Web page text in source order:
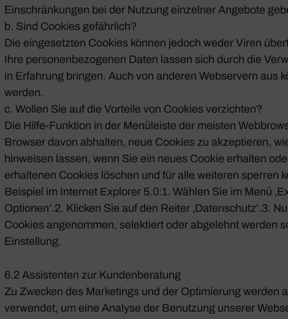
Einschrän­kungen bei der Nutzung einzelner Ange­bote
b. Sind Cookies gefähr­lich?
Die einge­setzten Cookies können jedoch weder Viren
Ihre perso­nen­be­zo­genen Daten lassen sich durch die
in Erfah­rung bringen. Auch von anderen Webser­vern aus
werden.
c. Wollen Sie auf die Vorteile von Cookies verzichten?
Die Hilfe-Funk­tion in der Menü­leiste der meisten
Browser davon abhalten, neue Cookies zu akzep­tieren,
hinweisen lassen, wenn Sie ein neues Cookie erhalten
erhal­tenen Cookies löschen und für alle weiteren sperren
Beispiel im Internet Explorer 5.0:1. Wählen Sie im Menü
Optionen’.2. Klicken Sie auf den Reiter ‚Datenschutz’.3.
Cookies ange­nommen, selek­tiert oder abge­lehnt werden
Einstel­lung.
6.2 Assis­tenten zur Kunden­be­ra­tung
Zu Zwecken des Marke­tings und der Opti­mie­rung werden
verwendet, um eine Analyse der Benut­zung unserer